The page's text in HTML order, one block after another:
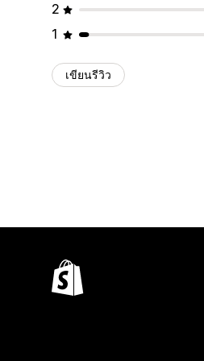
2
1
เขียนรีวิว